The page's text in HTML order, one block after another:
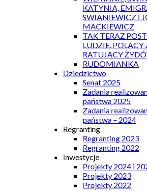
KATYNIA,
SWIANIEWICZ I
MACKIEWICZ
TAK TERAZ
LUDZIE.
RATUJĄCY
RUDOMIANKA
Dziedzictwo
Senat 2025
Zadania
państwa 2025
Zadania
państwa – 2024
Regranting
Regranting 2023
Regranting 2022
Inwestycje
Projekty 2024 i
Projekty 2023
Projekty 2022